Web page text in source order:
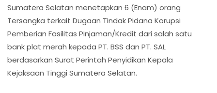
Sumatera Selatan menetapkan 6 (Enam) orang
Tersangka terkait Dugaan Tindak Pidana Korupsi
Pemberian Fasilitas Pinjaman/Kredit dari salah satu
bank plat merah kepada PT. BSS dan PT. SAL
berdasarkan Surat Perintah Penyidikan Kepala
Kejaksaan Tinggi Sumatera Selatan.